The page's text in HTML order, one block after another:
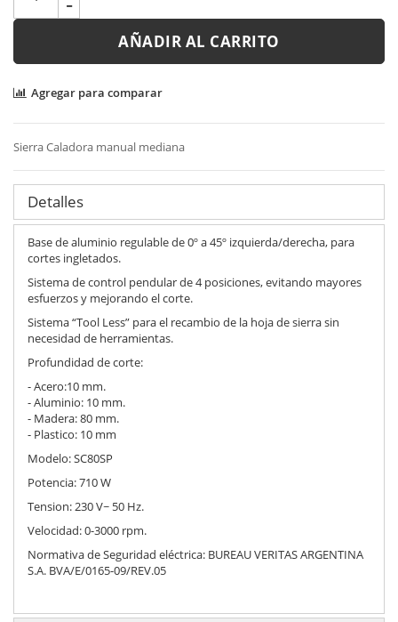
AÑADIR AL CARRITO
Agregar para comparar
Sierra Caladora manual mediana
Detalles
Base de aluminio regulable de 0º a 45º izquierda/derecha, para
cortes ingletados.
Sistema de control pendular de 4 posiciones, evitando mayores
esfuerzos y mejorando el corte.
Sistema “Tool Less” para el recambio de la hoja de sierra sin
necesidad de herramientas.
Profundidad de corte:
- Acero:10 mm.
- Aluminio: 10 mm.
- Madera: 80 mm.
- Plastico: 10 mm
Modelo: SC80SP
Potencia: 710 W
Tension: 230 V~ 50 Hz.
Velocidad: 0-3000 rpm.
Normativa de Seguridad eléctrica: BUREAU VERITAS ARGENTINA
S.A. BVA/E/0165-09/REV.05